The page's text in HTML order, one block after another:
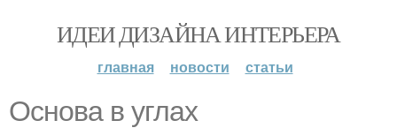
ИДЕИ ДИЗАЙНА ИНТЕРЬЕРА
главная новости статьи
Основа в углах